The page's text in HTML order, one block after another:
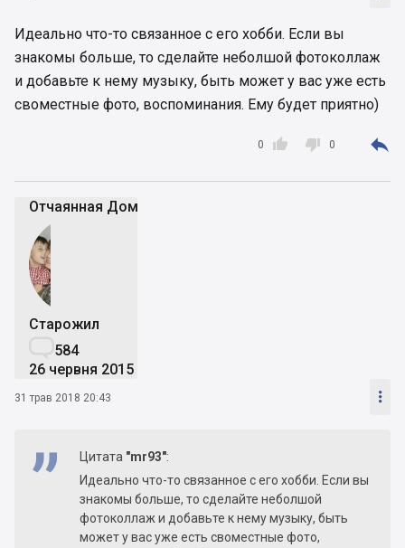
Идеально что-то связанное с его хобби. Если вы
знакомы больше, то сделайте неболшой фотоколлаж
и добавьте к нему музыку, быть может у вас уже есть
своместные фото, воспоминания. Ему будет приятно)

0  0 
Отчаянная Дoмохозяйка
Старожил
584
26 червня 2015
31 трав 2018 20:43 
Цитата "mr93":
Идеально что-то связанное с его хобби. Если вы
знакомы больше, то сделайте неболшой
фотоколлаж и добавьте к нему музыку, быть
может у вас уже есть своместные фото,